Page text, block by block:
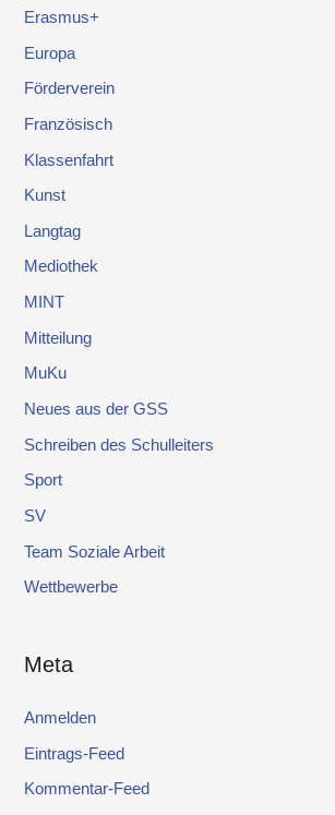
Erasmus+
Europa
Förderverein
Französisch
Klassenfahrt
Kunst
Langtag
Mediothek
MINT
Mitteilung
MuKu
Neues aus der GSS
Schreiben des Schulleiters
Sport
SV
Team Soziale Arbeit
Wettbewerbe
Meta
Anmelden
Eintrags-Feed
Kommentar-Feed